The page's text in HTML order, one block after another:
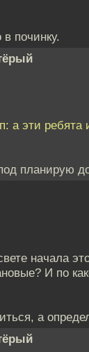
в починку.
а эти ребята
планирую
начала
И по
а